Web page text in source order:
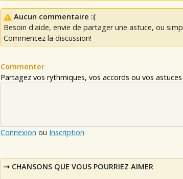
Aucun commentaire :(
Besoin d'aide, envie de partager une astuce, ou
Commencez la discussion!
Commenter
Partagez vos rythmiques, vos accords ou vos
Connexion ou Inscription
CHANSONS QUE VOUS POURRIEZ AIMER